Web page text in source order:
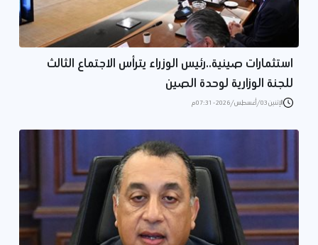
استثمارات صينية..رئيس الوزراء يترأس الاجتماع الثالث
للجنة الوزارية لوحدة الصين
الإثنين 03/أغسطس/2026 - 07:31 م